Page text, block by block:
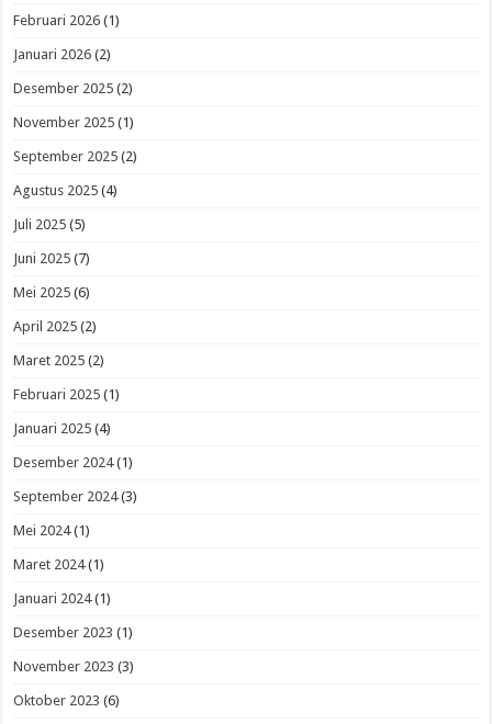
Februari 2026 (1)
Januari 2026 (2)
Desember 2025 (2)
November 2025 (1)
September 2025 (2)
Agustus 2025 (4)
Juli 2025 (5)
Juni 2025 (7)
Mei 2025 (6)
April 2025 (2)
Maret 2025 (2)
Februari 2025 (1)
Januari 2025 (4)
Desember 2024(1)
September 2024(3)
Mei 2024(1)
Maret 2024(1)
Januari 2024(1)
Desember 2023 (1)
November 2023 (3)
Oktober 2023 (6)